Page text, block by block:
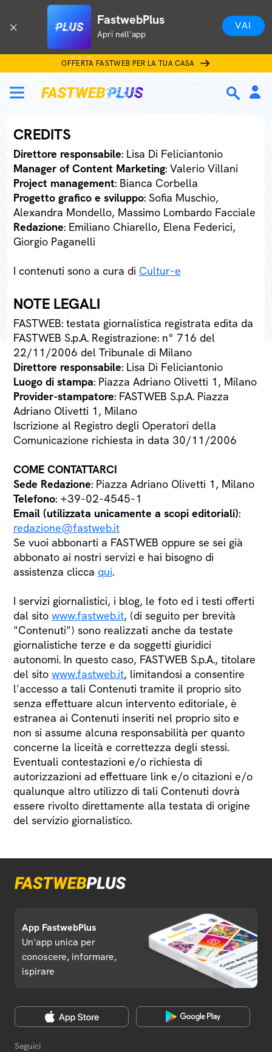
FastwebPlus
Apri nell'app
VAI
OFFERTA FASTWEB PER LA TUA CASA
CREDITS
Direttore responsabile: Lisa Di Feliciantonio
Manager of Content Marketing: Valerio Villani
Project management: Bianca Corbella
Progetto grafico e sviluppo: Sofia Muschio,
Alexandra Mondello, Massimo Lombardo Facciale
Redazione: Emiliano Chiarello, Elena Federici,
Giorgio Paganelli
I contenuti sono a cura di Cultur-e
NOTE LEGALI
FASTWEB: testata giornalistica registrata edita da
FASTWEB S.p.A. Registrazione: n° 716 del
22/11/2006 del Tribunale di Milano
Direttore responsabile: Lisa Di Feliciantonio
Luogo di stampa: Piazza Adriano Olivetti 1, Milano
Provider-stampatore: FASTWEB S.p.A. Piazza
Adriano Olivetti 1, Milano
Iscrizione al Registro degli Operatori della
Comunicazione richiesta in data 30/11/2006
COME CONTATTARCI
Sede Redazione: Piazza Adriano Olivetti 1, Milano
Telefono: +39-02-4545-1
Email (utilizzata unicamente a scopi editoriali):
redazione@fastweb.it
Se vuoi abbonarti a FASTWEB oppure se sei già
abbonato ai nostri servizi e hai bisogno di
assistenza clicca qui.
I servizi giornalistici, i blog, le foto ed i testi offerti
dal sito www.fastweb.it, (di seguito per brevità
"Contenuti") sono realizzati anche da testate
giornalistiche terze e da soggetti giuridici
autonomi. In questo caso, FASTWEB S.p.A., titolare
del sito www.fastweb.it, limitandosi a consentire
l'accesso a tali Contenuti tramite il proprio sito
senza effettuare alcun intervento editoriale, è
estranea ai Contenuti inseriti nel proprio sito e
non si assume alcuna responsabilità per quanto
concerne la liceità e correttezza degli stessi.
Eventuali contestazioni e/o richiesta di
autorizzazioni ad effettuare link e/o citazioni e/o
qualunque altro utilizzo di tali Contenuti dovrà
essere rivolto direttamente alla testata di origine
del servizio giornalistico.
App FastwebPlus
Un'app unica per
conoscere, informare,
ispirare
Seguici